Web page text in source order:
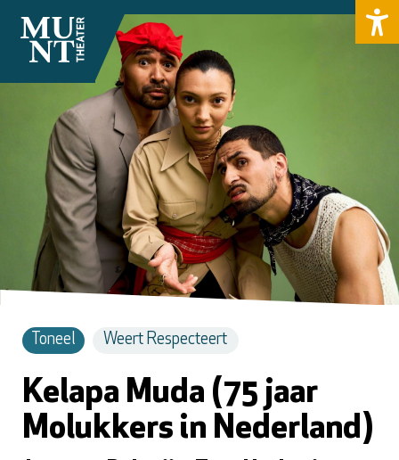
Toneel Weert Respecteert
Kelapa Muda (75 jaar
Molukkers in Nederland)